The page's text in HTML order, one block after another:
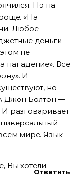
Но на
«На
Любое
деньги
не
нападение». Все
И
но
Джон Болтон —
разговаривает
мире. Язык
Вы хотели.
Ответить